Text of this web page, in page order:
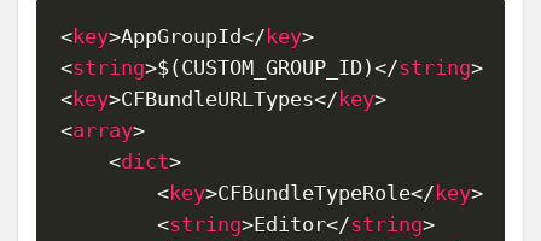
<key>AppGroupId</key>
<string>$(CUSTOM_GROUP_ID)</string>
<key>CFBundleURLTypes</key>
<array>
<dict>
<key>CFBundleTypeRole</key>
<string>Editor</string>